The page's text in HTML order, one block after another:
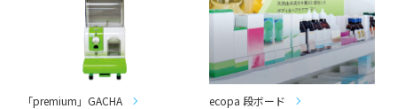
「premium」GACHA ecopa 段ボード